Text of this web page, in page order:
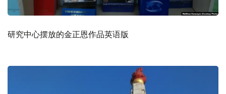
研究中心摆放的金正恩作品英语版